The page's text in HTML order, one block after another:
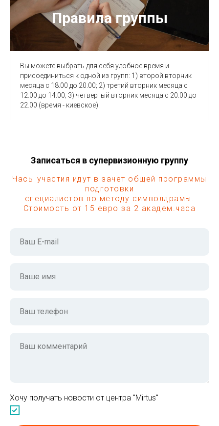
Правила группы
Вы можете выбрать для себя удобное время и
присоединиться к одной из групп: 1) второй вторник
месяца с 18.00 до 20.00; 2) третий вторник месяца с
12:00 до 14:00; 3) четвертый вторник месяца с 20.00 до
22.00 (время - киевское).
Записаться в супервизионную группу
Часы участия идут в зачет общей программы
подготовки
специалистов по методу символдрамы.
Стоимость от 15 евро за 2 академ.часа
Ваш E-mail
Ваше имя
Ваш телефон
Ваш комментарий
Хочу получать новости от центра "Mirtus"